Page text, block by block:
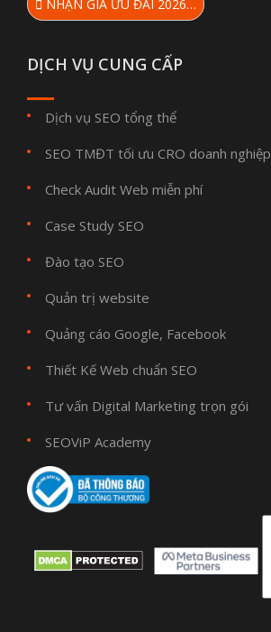
NHẬN GIÁ ƯU ĐÃI 2026…
DỊCH VỤ CUNG CẤP
Dịch vụ SEO tổng thể
SEO TMĐT tối ưu CRO doanh nghiệp
Check Audit Web miễn phí
Case Study SEO
Đào tạo SEO
Quản trị website
Quảng cáo Google, Facebook
Thiết Kế Web chuẩn SEO
Tư vấn Digital Marketing trọn gói
SEOViP Academy